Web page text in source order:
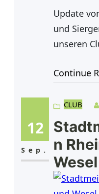
Update
und
unseren
und wir
Herren 1.
1. Platz2.
Robin
Thorsten
Platz
Continue
12
Sep.
CLUB
n
Wesel